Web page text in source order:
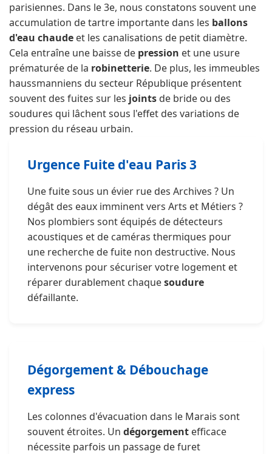
parisiennes. Dans le 3e, nous constatons souvent une
accumulation de tartre importante dans les ballons
d'eau chaude et les canalisations de petit diamètre.
Cela entraîne une baisse de pression et une usure
prématurée de la robinetterie. De plus, les immeubles
haussmanniens du secteur République présentent
souvent des fuites sur les joints de bride ou des
soudures qui lâchent sous l'effet des variations de
pression du réseau urbain.
Urgence Fuite d'eau Paris 3
Une fuite sous un évier rue des Archives ? Un
dégât des eaux imminent vers Arts et Métiers ?
Nos plombiers sont équipés de détecteurs
acoustiques et de caméras thermiques pour
une recherche de fuite non destructive. Nous
intervenons pour sécuriser votre logement et
réparer durablement chaquesoudure
défaillante.
Dégorgement & Débouchage
express
Les colonnes d'évacuation dans le Marais sont
souvent étroites. Un dégorgement efficace
nécessite parfois un passage de furet